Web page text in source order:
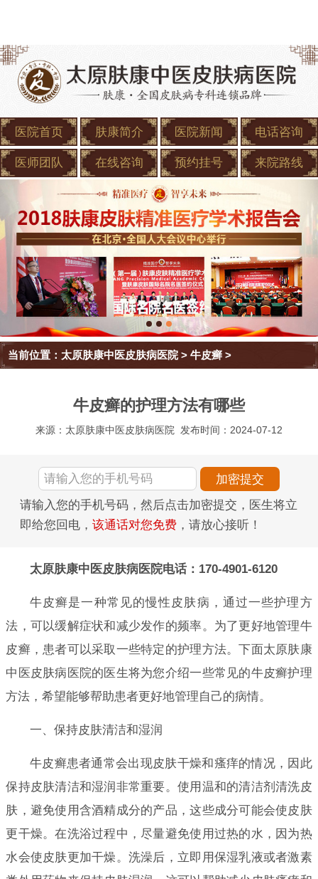
医院首页 肤康简介 医院新闻 电话咨询
医师团队 在线咨询 预约挂号 来院路线
当前位置： 太原肤康中医皮肤病医院>牛皮癣 >
牛皮癣的护理方法有哪些
来源：太原肤康中医皮肤病医院 发布时间：2024-07-12
请输入您的手机号码，然后点击加密提交，医生将立
即给您回电， 该通话对您免费 ，请放心接听！
太原肤康中医皮肤病医院电话：170-4901-6120
牛皮癣是一种常见的慢性皮肤病，通过一些护理方
法，可以缓解症状和减少发作的频率。为了更好地管理牛
皮癣，患者可以采取一些特定的护理方法。下面太原肤康
中医皮肤病医院的医生将为您介绍一些常见的牛皮癣护理
方法，希望能够帮助患者更好地管理自己的病情。
一、保持皮肤清洁和湿润
牛皮癣患者通常会出现皮肤干燥和瘙痒的情况，因此
保持皮肤清洁和湿润非常重要。使用温和的清洁剂清洗皮
肤，避免使用含酒精成分的产品，这些成分可能会使皮肤
更干燥。在洗浴过程中，尽量避免使用过热的水，因为热
水会使皮肤更加干燥。洗澡后，立即用保湿乳液或者激素